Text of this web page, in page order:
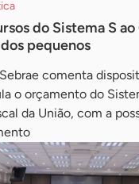
do Sistema S
pequenos
comenta
o orçamento do
da União, com a